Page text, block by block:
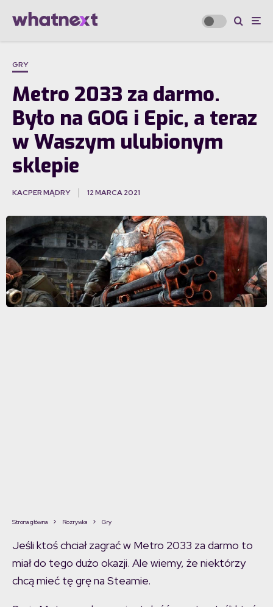
GRY
Metro 2033 za darmo.
Było na GOG i Epic, a teraz
w Waszym ulubionym
sklepie
KACPER MĄDRY 12 MARCA 2021
Strona główna Rozrywka Gry
Jeśli ktoś chciał zagrać w Metro 2033 za darmo to
miał do tego dużo okazji. Ale wiemy, że niektórzy
chcą mieć tę grę na Steamie.